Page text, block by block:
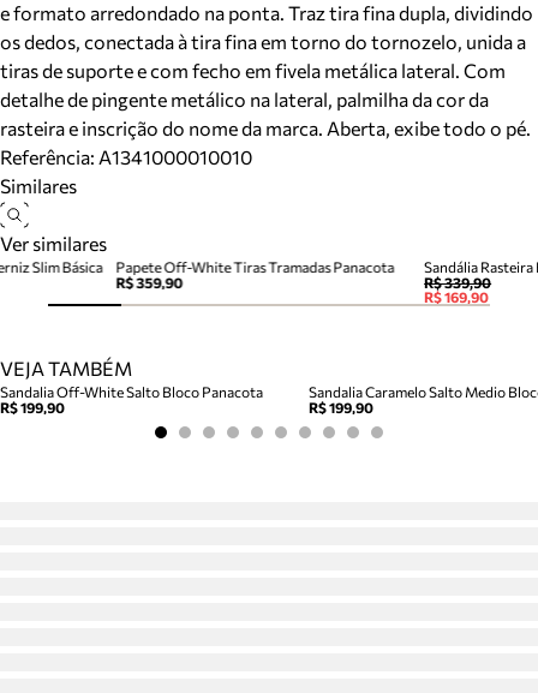
e formato arredondado na ponta. Traz tira fina dupla, dividindo
os dedos, conectada à tira fina em torno do tornozelo, unida a
tiras de suporte e com fecho em fivela metálica lateral. Com
detalhe de pingente metálico na lateral, palmilha da cor da
rasteira e inscrição do nome da marca. Aberta, exibe todo o pé.
Referência: A1341000010010
Similares
Ver similares
Papete Off-White Tiras Tramadas Panacota
R$ 359,90
Sandália
R$ 339,90
R$ 169,90
Slim Básica
VEJA TAMBÉM
Sandalia Off-White Salto Bloco Panacota
R$ 199,90
R$ 199,90